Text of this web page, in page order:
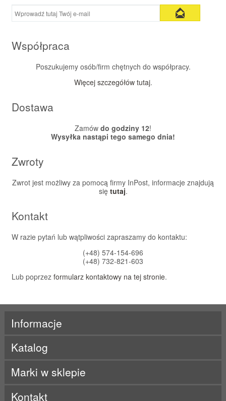
Współpraca
Poszukujemy osób/firm chętnych do współpracy.
Więcej szczegółów tutaj.
Dostawa
Zamów do godziny 12!
Wysyłka nastąpi tego samego dnia!
Zwroty
Zwrot jest możliwy za pomocą firmy InPost, informacje znajdują
się tutaj.
Kontakt
W razie pytań lub wątpliwości zapraszamy do kontaktu:
(+48) 574-154-696
(+48) 732-821-603
Lub poprzez formularz kontaktowy na tej stronie.
Informacje
Katalog
Marki w sklepie
ALE
Kontakt